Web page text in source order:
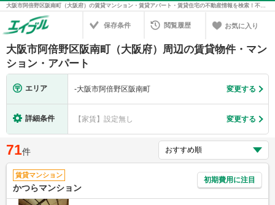
大阪市阿倍野区阪南町（大阪府）の賃貸マンション・賃貸アパート・賃貸住宅の不動産情報を検索！不動産賃貸の物件探しは、お部屋探しのエイブル
保存条件 閲覧履歴 お気に入り
大阪市阿倍野区阪南町（大阪府）周辺の賃貸物件・マン
ション・アパート
エリア -大阪市阿倍野区阪南町 変更する
詳細条件 【家賃】設定無し 変更する
71件
賃貸マンション
かつらマンション
初期費用に注目